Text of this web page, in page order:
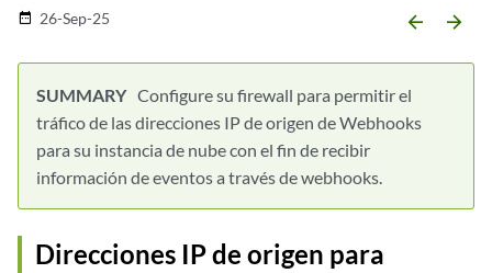
date_range 26-Sep-25 arrow_backward arrow_forward
Configure su firewall para permitir el
tráfico de las direcciones IP de origen de Webhooks
para su instancia de nube con el fin de recibir
información de eventos a través de webhooks.
Direcciones IP de origen para